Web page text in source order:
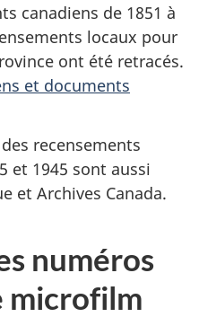
canadiens de 1851 à
locaux pour
ont été retracés.
et documents
recensements
et 1945 sont aussi
et Archives Canada.
numéros
microfilm